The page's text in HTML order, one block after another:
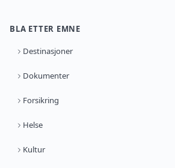
BLA ETTER EMNE
Destinasjoner
Dokumenter
Forsikring
Helse
Kultur